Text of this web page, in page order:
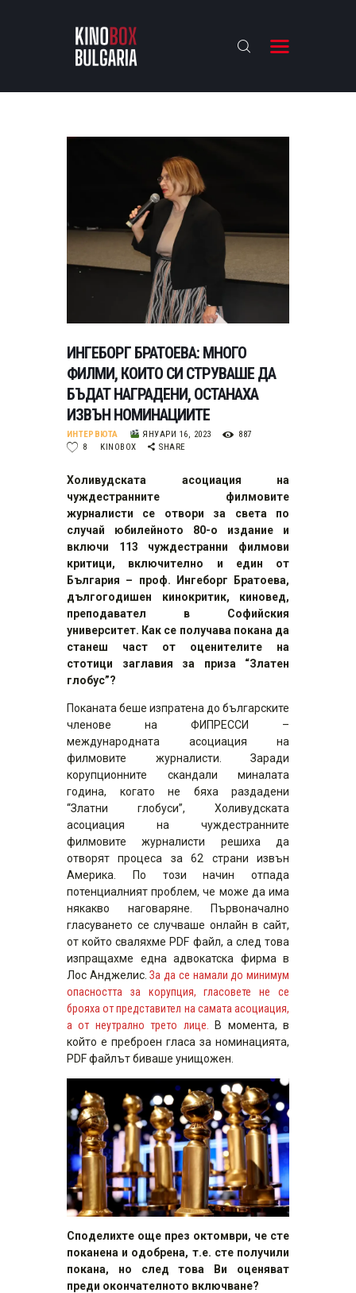
KINOBOX BULGARIA
БАХТИ НАГРАДИТЕ
ИНТЕРВЮТА
ЗА НАС
ИНГЕБОРГ БРАТОЕВА: МНОГО
ФИЛМИ, КОИТО СИ СТРУВАШЕ ДА
БЪДАТ НАГРАДЕНИ, ОСТАНАХА
ИЗВЪН НОМИНАЦИИТЕ
ИНТЕРВЮТА ЯНУАРИ 16, 2023
887
8
KINOBOX SHARE
Холивудската асоциация на
чуждестранните филмовите
журналисти се отвори за света по
случай юбилейното 80-о издание и
включи 113 чуждестранни филмови
критици, включително и един от
България – проф. Ингеборг Братоева,
дългогодишен кинокритик, киновед,
преподавател в Софийския
университет. Как се получава покана да
станеш част от оценителите на
стотици заглавия за приза “Златен
глобус”?
Поканата беше изпратена до българските
членове на ФИПРЕССИ –
международната асоциация на
филмовите журналисти. Заради
корупционните скандали миналата
година, когато не бяха раздадени
“Златни глобуси”, Холивудската
асоциация на чуждестранните
филмовите журналисти решиха да
отворят процеса за 62 страни извън
Америка. По този начин отпада
потенциалният проблем, че може да има
някакво наговаряне. Първоначално
гласуването се случваше онлайн в сайт,
от който сваляхме PDF файл, а след това
изпращахме една адвокатска фирма в
Лос Анджелис.За да се намали до минимум
опасността за корупция, гласовете не се
брояха от представител на самата асоциация,
а от неутрално трето лице.
В момента, в
който е преброен гласа за номинацията,
PDF файлът биваше унищожен.
Споделихте още през октомври, че сте
поканена и одобрена, т.е. сте получили
покана, но след това Ви оценяват
преди окончателното включване?